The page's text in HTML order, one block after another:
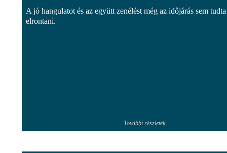
A jó hangulatot és az együtt zenélést még az időjárás sem tudta
elrontani.
További részletek